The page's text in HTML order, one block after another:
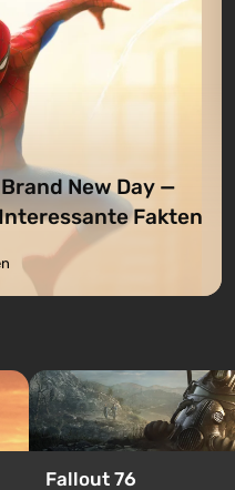
New Day —
Fakten
Fallout 76